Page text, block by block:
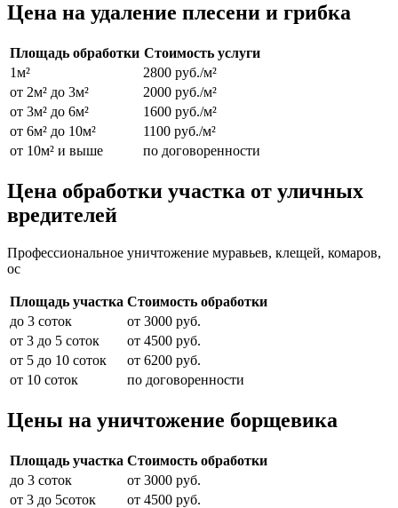
Цена на удаление плесени и грибка
Площадь обработки Стоимость услуги
1м²
2800 руб./м²
от 2м² до 3м²
2000 руб./м²
от 3м² до 6м²
1600 руб./м²
от 6м² до 10м²
1100 руб./м²
от 10м² и выше
по договоренности
Цена обработки участка от уличных
вредителей
Профессиональное уничтожение муравьев, клещей, комаров,
ос
Площадь участка Стоимость обработки
до 3 соток
от 3000 руб.
от 3 до 5 соток
от 4500 руб.
от 5 до 10 соток
от 6200 руб.
от 10 соток
по договоренности
Цены на уничтожение борщевика
Площадь участка Стоимость обработки
до 3 соток
от 3000 руб.
от 3 до 5соток
от 4500 руб.